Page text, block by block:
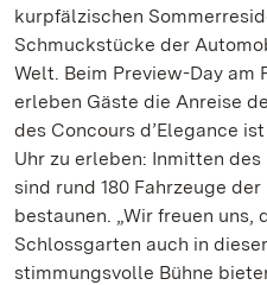
kurpfälzischen
Schmuckstücke der
Welt. Beim Preview-Day am
erleben Gäste die Anreise
des Concours d’Elegance
Uhr zu erleben: Inmitten
sind rund 180 Fahrzeuge der
bestaunen. „Wir freuen uns,
Schlossgarten auch in
stimmungsvolle Bühne